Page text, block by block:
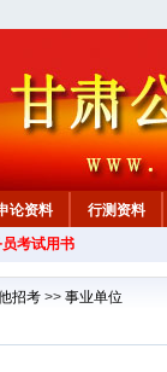
论资料
行测资料
考试用书
招考 >> 事业单位